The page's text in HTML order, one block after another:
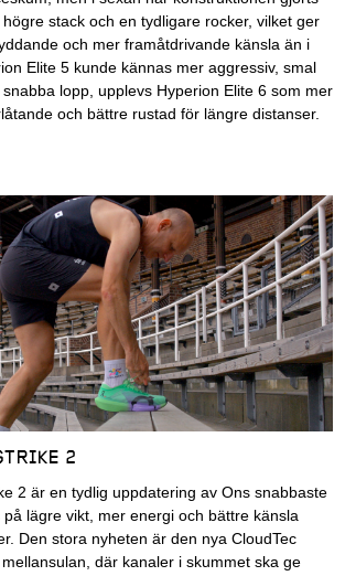
stack och en tydligare rocker, vilket ger
och mer framåtdrivande känsla än i
Elite 5 kunde kännas mer aggressiv, smal
lopp, upplevs Hyperion Elite 6 som mer
och bättre rustad för längre distanser.
2
2 är en tydlig uppdatering av Ons snabbaste
lägre vikt, mer energi och bättre känsla
Den stora nyheten är den nya CloudTec
där kanaler i skummet ska ge